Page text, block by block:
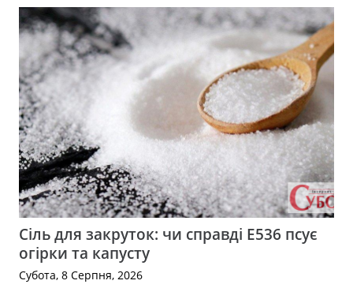
Сіль для закруток: чи справді Е536 псує
огірки та капусту
Субота, 8 Серпня, 2026